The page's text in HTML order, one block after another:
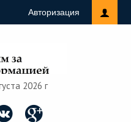
Авторизация
2026 г